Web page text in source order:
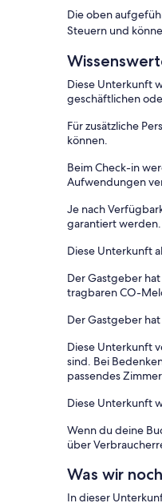
Die oben
Steuern und
Diese Unterkunft
geschäftlichen
Für zusätzliche
können.
Beim Check-in
Aufwendungen
Je nach
garantiert werden.
Diese Unterkunft
Der Gastgeber
tragbaren CO-
Der Gastgeber
Diese Unterkunft
sind. Bei
passendes
Diese Unterkunft
Wenn du deine
über
Was wir
In dieser